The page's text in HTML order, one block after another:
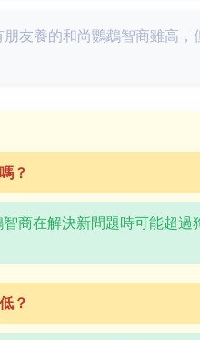
友養的和尚鸚鵡智商雖高
？
商在解決新問題時可能超
？